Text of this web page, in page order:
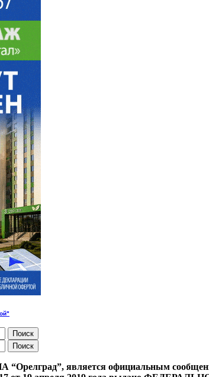
является официальным